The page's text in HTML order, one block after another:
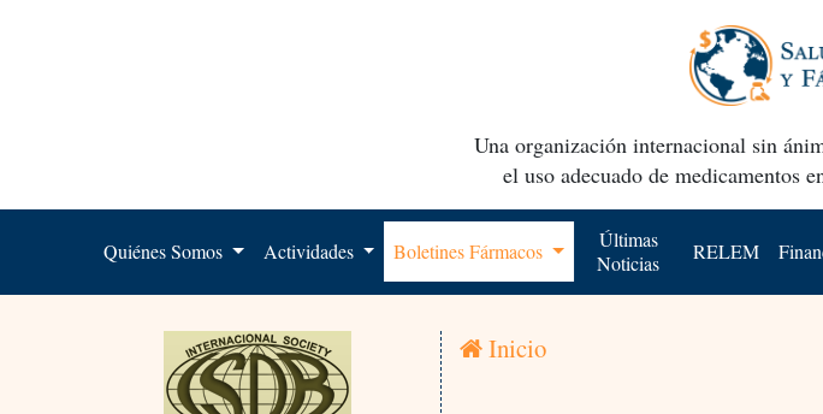
Una organización internacional sin
el uso adecuado de medicamentos
Quiénes Somos Actividades Boletines Fármacos
Últimas
Noticias
RELEM
Inicio